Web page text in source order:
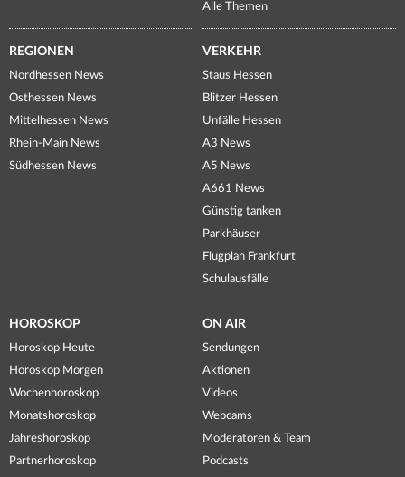
Alle Themen
REGIONEN
Nordhessen News
Osthessen News
Mittelhessen News
Rhein-Main News
Südhessen News
VERKEHR
Staus Hessen
Blitzer Hessen
Unfälle Hessen
A3 News
A5 News
A661 News
Günstig tanken
Parkhäuser
Flugplan Frankfurt
Schulausfälle
HOROSKOP
Horoskop Heute
Horoskop Morgen
Wochenhoroskop
Monatshoroskop
Jahreshoroskop
Partnerhoroskop
ON AIR
Sendungen
Aktionen
Videos
Webcams
Moderatoren & Team
Podcasts